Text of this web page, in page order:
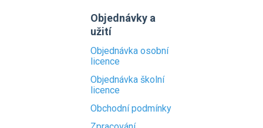
Objednávky a
užití
Objednávka osobní
licence
Objednávka školní
licence
Obchodní podmínky